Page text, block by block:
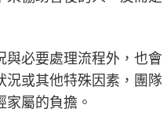
必要處理流程外，也會
況或其他特殊因素，團隊
屬的負擔。